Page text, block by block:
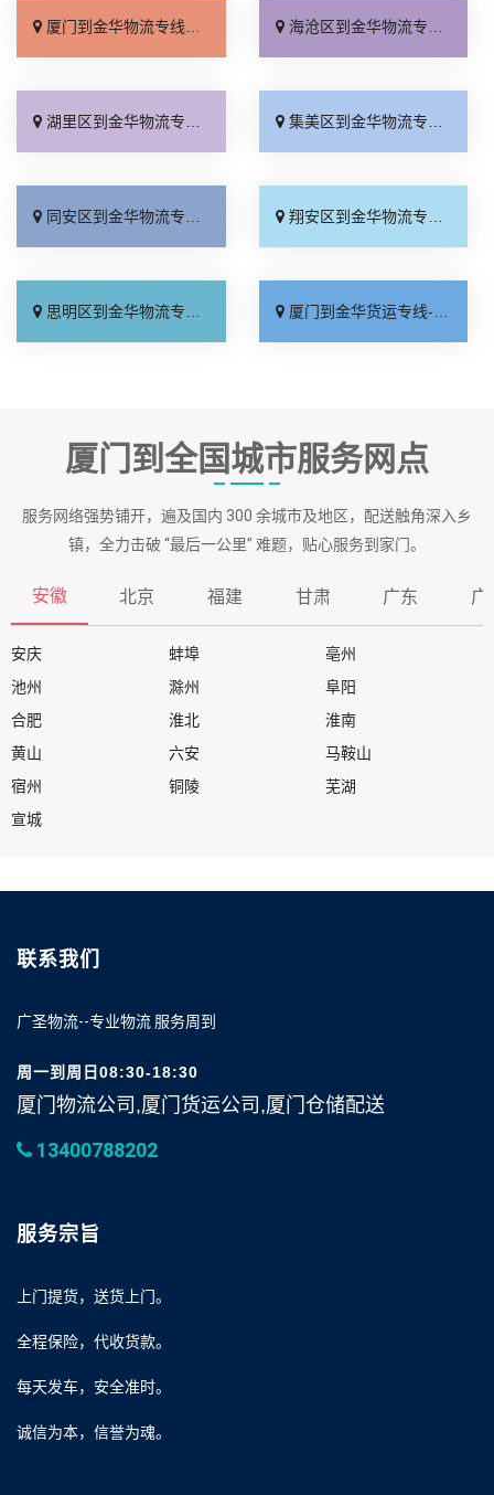
厦门到金华物流专线_限时必达「托运省心」 海沧区到金华物流专线_托运省心「多少一方」
湖里区到金华物流专线_送货上门「需要几天」 集美区到金华物流专线_运费多少「定点发车」
同安区到金华物流专线_省事省心「快运有保障」 翔安区到金华物流专线_直达特快专线「一站式托运」
思明区到金华物流专线_专业调车「收费标准」 厦门到金华货运专线-厦门到金华物流公司_送货上门「快速直达」
厦门到全国城市服务网点
服务网络强势铺开，遍及国内 300 余城市及地区，配送触角深入乡
镇，全力击破 “最后一公里” 难题，贴心服务到家门。
安徽 北京 福建 甘肃 广东 广
安庆 蚌埠
亳州
池州
滁州
阜阳
合肥
淮北
淮南
黄山
六安
马鞍山
宿州
铜陵
芜湖
宣城
联系我们
广圣物流--专业物流 服务周到
周一到周日08:30-18:30
厦门物流公司,厦门货运公司,厦门仓储配送
13400788202
服务宗旨
上门提货，送货上门。
全程保险，代收货款。
每天发车，安全准时。
诚信为本，信誉为魂。